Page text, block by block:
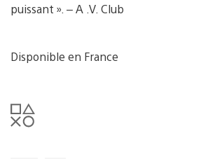
puissant ». – A .V. Club
Disponible en France